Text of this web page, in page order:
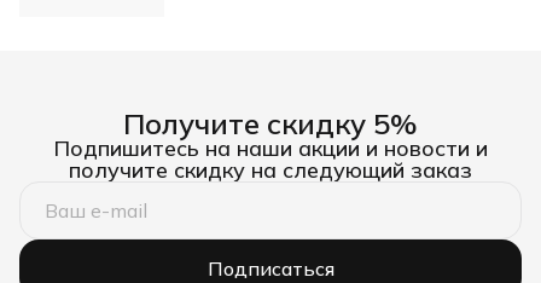
Получите скидку 5%
Подпишитесь на наши акции и новости и
получите скидку на следующий заказ
Подписаться